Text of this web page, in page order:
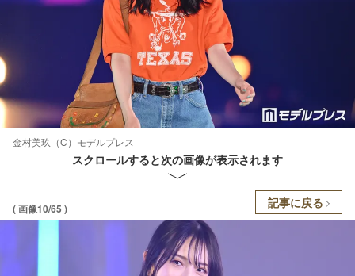
金村美玖（C）モデルプレス
スクロールすると次の画像が表示されます
( 画像10/65 ) 記事に戻る